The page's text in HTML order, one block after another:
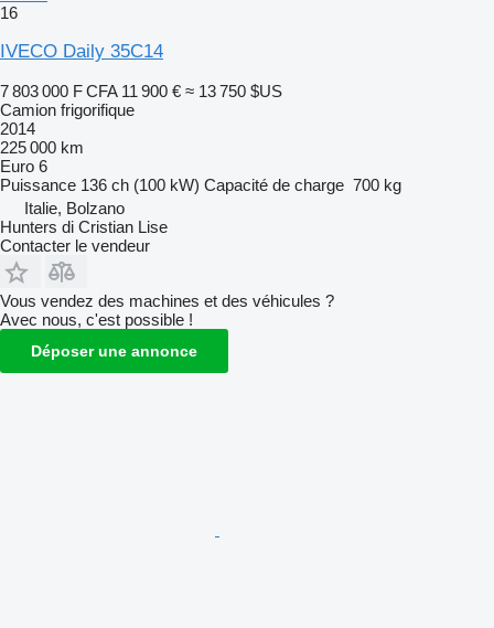
16
IVECO Daily 35C14
7 803 000 F CFA 11 900 € ≈ 13 750 $US
Camion frigorifique
2014
225 000 km
Euro 6
Puissance 136 ch (100 kW) Capacité de charge 700 kg
Italie, Bolzano
Hunters di Cristian Lise
Contacter le vendeur
Vous vendez des machines et des véhicules ?
Avec nous, c'est possible !
Déposer une annonce